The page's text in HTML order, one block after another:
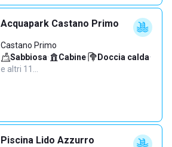
Acquapark Castano Primo
Castano Primo
Sabbiosa· Cabine· Doccia calda·
e altri 11…
Piscina Lido Azzurro